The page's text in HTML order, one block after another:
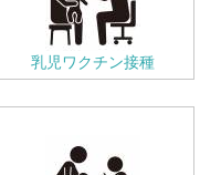
乳児ワクチン接種